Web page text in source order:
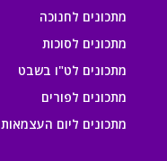
מתכונים לחנוכה
מתכונים לסוכות
מתכונים לט"ו בשבט
מתכונים לפורים
מתכונים ליום העצמאות